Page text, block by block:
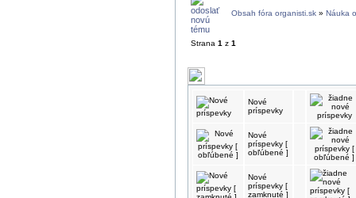
Obsah fóra organisti.sk» Náuka
Strana 1 z 1
Nové
príspevky
Nové
príspevky [
obľúbené ]
Nové
príspevky [
zamknuté ]